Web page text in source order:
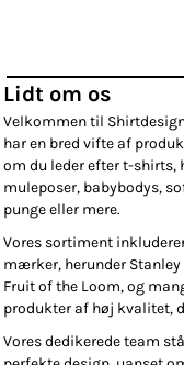
Lidt om os
Velkommen til
har en bred vifte af
om du leder efter t-shirts,
muleposer, babybodys,
punge eller mere.
Vores sortiment
mærker, herunder Stanley
Fruit of the Loom, og
produkter af høj kvalitet,
Vores dedikerede team